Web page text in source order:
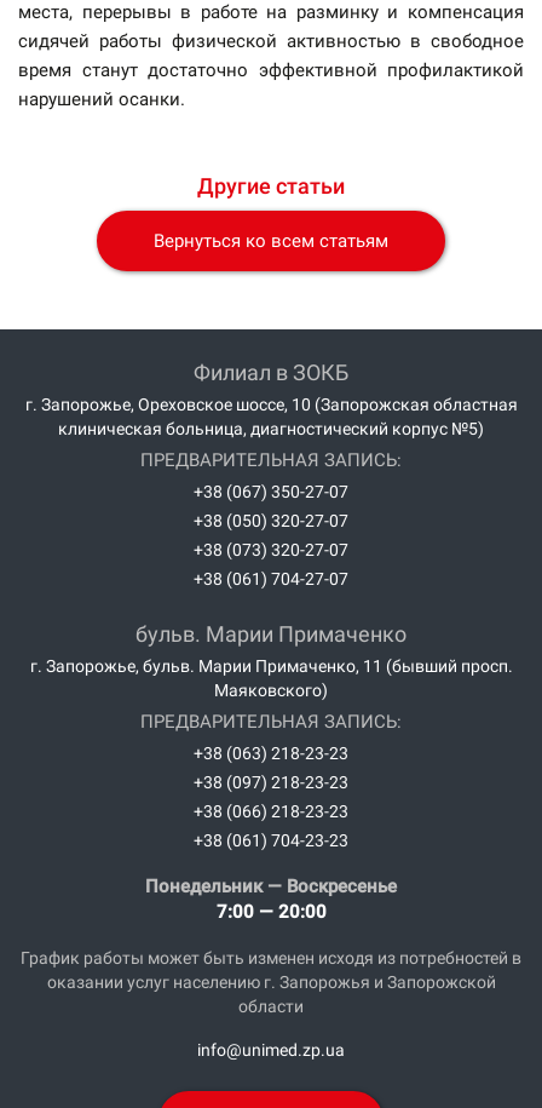
места, перерывы в работе на разминку и компенсация
сидячей работы физической активностью в свободное
время станут достаточно эффективной профилактикой
нарушений осанки.
Другие статьи
Вернуться ко всем статьям
Понедельник — Воскресенье
7:00 — 20:00
График работы может быть изменен исходя из потребностей в
оказании услуг населению г. Запорожья и Запорожской
области
info@unimed.zp.ua
Филиал в ЗОКБ
г. Запорожье, Ореховское шоссе, 10 (Запорожская областная
клиническая больница, диагностический корпус №5)
ПРЕДВАРИТЕЛЬНАЯ ЗАПИСЬ:
+38 (067) 350-27-07
+38 (050) 320-27-07
+38 (073) 320-27-07
+38 (061) 704-27-07
бульв. Марии Примаченко
г. Запорожье, бульв. Марии Примаченко, 11 (бывший просп.
Маяковского)
ПРЕДВАРИТЕЛЬНАЯ ЗАПИСЬ:
+38 (063) 218-23-23
+38 (097) 218-23-23
+38 (066) 218-23-23
+38 (061) 704-23-23